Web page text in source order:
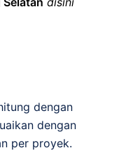
dengan
dengan
per proyek.